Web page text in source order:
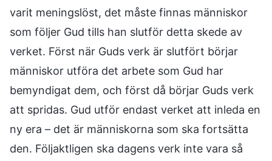
varit meningslöst, det måste finnas människor
som följer Gud tills han slutför detta skede av
verket. Först när Guds verk är slutfört börjar
människor utföra det arbete som Gud har
bemyndigat dem, och först då börjar Guds verk
att spridas. Gud utför endast verket att inleda en
ny era – det är människorna som ska fortsätta
den. Följaktligen ska dagens verk inte vara så